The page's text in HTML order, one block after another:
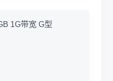
1G带宽 G型